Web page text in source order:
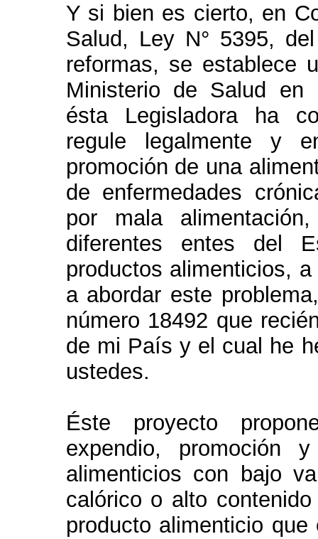
Y si bien es cierto, en
Salud, Ley N° 5395,
reformas, se establece
Ministerio de Salud en
ésta Legisladora ha
regule legalmente y
promoción de una
de enfermedades
por mala
diferentes entes del
productos alimenticios,
a abordar este
número 18492 que
de mi País y el cual he
ustedes.
Éste proyecto
expendio, promoción
alimenticios con bajo
calórico o alto
producto alimenticio